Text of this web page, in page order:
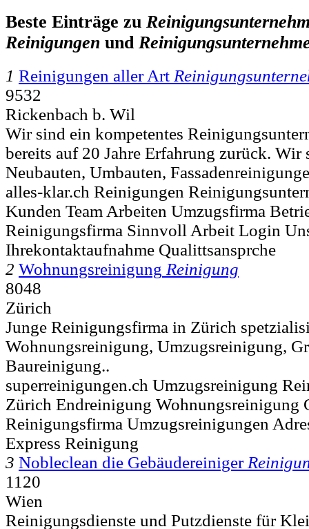
Beste Einträge zu
Reinigungen und
1 Reinigungen aller Art
9532
Rickenbach b. Wil
Wir sind ein kompetentes
bereits auf 20 Jahre Erfahrung zurück. Wir
Neubauten, Umbauten,
alles-klar.ch Reinigungen
Kunden Team Arbeiten Umzugsfirma
Reinigungsfirma Sinnvoll Arbeit Login
Ihrekontaktaufnahme Qualittsansprche
2 Wohnungsreinigung Reinigung
8048
Zürich
Junge Reinigungsfirma in Zürich
Wohnungsreinigung, Umzugsreinigung,
Baureinigung..
superreinigungen.ch Umzugsreinigung
Zürich Endreinigung Wohnungsreinigung
Reinigungsfirma Umzugsreinigungen
Express Reinigung
3 Nobleclean die Gebäudereiniger
1120
Wien
Reinigungsdienste und Putzdienste für